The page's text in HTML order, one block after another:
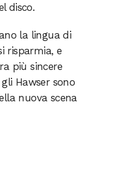
disco.
la lingua di
risparmia, e
più sincere
Hawser sono
nuova scena